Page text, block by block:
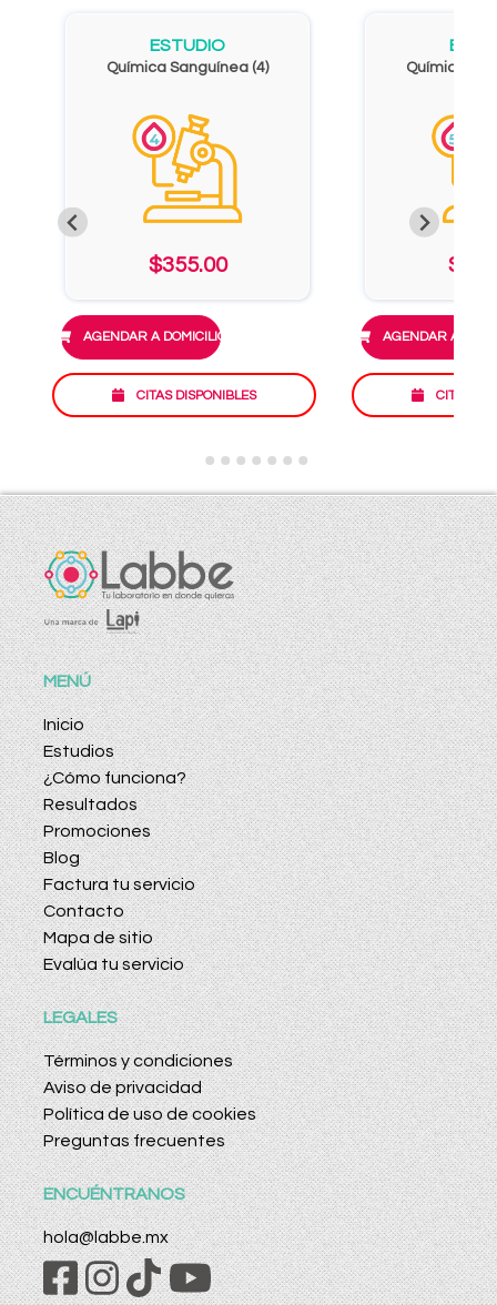
ESTUDIO
Química Sanguínea (4)
$355.00
AGENDAR A DOMICILIO
CITAS DISPONIBLES
Química
AGENDAR A
CITAS
MENÚ
Inicio
Estudios
¿Cómo funciona?
Resultados
Promociones
Blog
Factura tu servicio
Contacto
Mapa de sitio
Evalúa tu servicio
LEGALES
Términos y condiciones
Aviso de privacidad
Política de uso de cookies
Preguntas frecuentes
ENCUÉNTRANOS
hola@labbe.mx